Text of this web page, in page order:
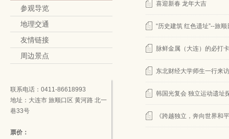
参观导览
地理交通
友情链接
周边景点
联系电话：0411-86618993
地址：大连市 旅顺口区 黄河路 北一
巷33号
票价：
喜迎新春 龙年大吉
“历史建筑 红色遗址”--旅
脉鲜金属（大连）的必打
东北财经大学师生一行来
韩国光复会 独立运动遗址
《跨越独立，奔向世界和